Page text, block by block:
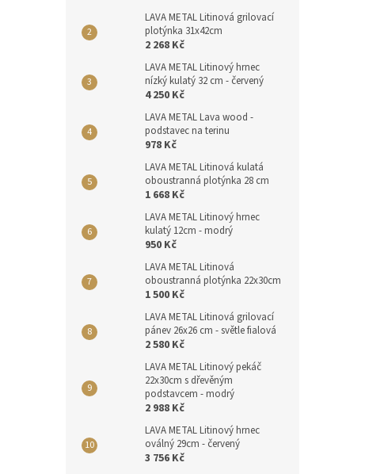
LAVA METAL Litinová grilovací
plotýnka 31x42cm
2 268 Kč
LAVA METAL Litinový hrnec
nízký kulatý 32 cm - červený
4 250 Kč
LAVA METAL Lava wood -
podstavec na terinu
978 Kč
LAVA METAL Litinová kulatá
oboustranná plotýnka 28 cm
1 668 Kč
LAVA METAL Litinový hrnec
kulatý 12cm - modrý
950 Kč
LAVA METAL Litinová
oboustranná plotýnka 22x30cm
1 500 Kč
LAVA METAL Litinová grilovací
pánev 26x26 cm - světle fialová
2 580 Kč
LAVA METAL Litinový pekáč
22x30cm s dřevěným
podstavcem - modrý
2 988 Kč
LAVA METAL Litinový hrnec
oválný 29cm - červený
3 756 Kč